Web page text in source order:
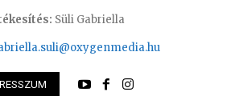
Süli Gabriella